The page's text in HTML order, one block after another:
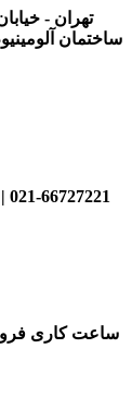
تهران -
021-66727221 | 021-66700683 | 0903-1236419 | 0939-2020725
ساعت کاری فروشگاه از ساعات